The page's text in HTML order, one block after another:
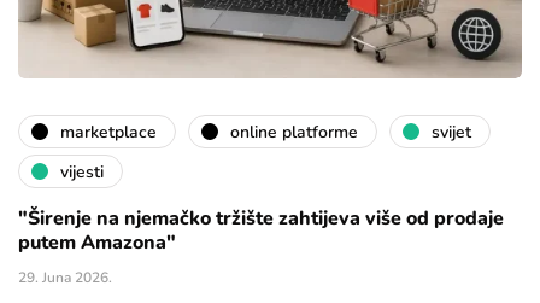
marketplace online platforme
svijet
vijesti
"Širenje na njemačko tržište zahtijeva više od prodaje
putem Amazona"
29. Juna 2026.